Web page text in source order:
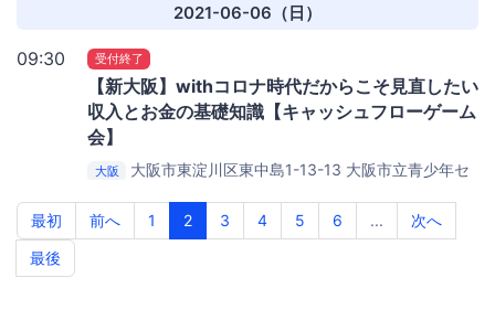
2021-06-06（日）
09:30 受付終了
【新大阪】withコロナ時代だからこそ見直したい
収入とお金の基礎知識【キャッシュフローゲーム
会】
大阪 大阪市東淀川区東中島1-13-13 大阪市立青少年セ
最初
前へ 1 2 3 4 5 6 ...
次へ
最後